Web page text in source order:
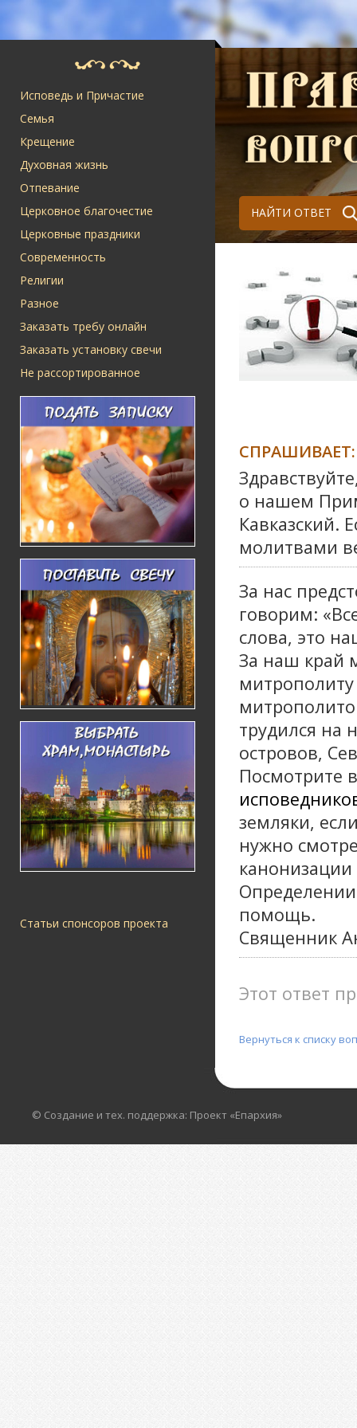
Исповедь и Причастие
Семья
Крещение
Духовная жизнь
Отпевание
Церковное благочестие
Церковные праздники
Современность
Религии
Разное
Заказать требу онлайн
Заказать установку свечи
Не рассортированное
Статьи спонсоров проекта
НАЙТИ ОТВЕТ
СПРАШИВАЕТ:
о нашем
Кавказский.
молитвами
За нас
говорим:
слова, это
За наш край
трудился на
островов,
Посмотрите
земляки,
нужно
помощь.
Священник
Этот ответ
Вернуться к списку
© Создание и тех. поддержка: Проект «Епархия»